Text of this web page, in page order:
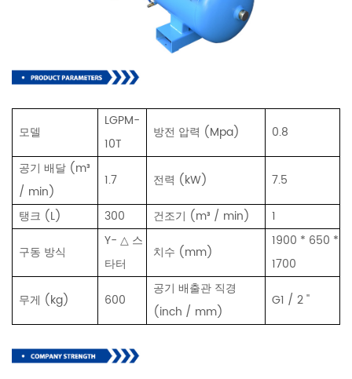
모델
LGPM-
10T
방전 압력 (Mpa)
0.8
공기 배달 (m³
/ min)
1.7 전력 (kW)
7.5
탱크 (L)
300 건조기 (m³ / min)
1
구동 방식
Y- △ 스
타터
치수 (mm)
1900 * 650 *
1700
무게 (kg)
600
공기 배출관 직경
(inch / mm)
G1 / 2 ''